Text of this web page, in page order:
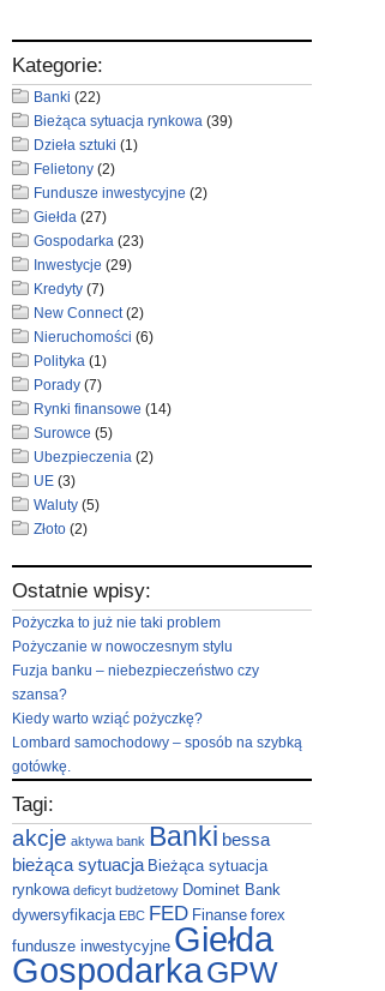
Kategorie:
Banki (22)
Bieżąca sytuacja rynkowa (39)
Dzieła sztuki (1)
Felietony (2)
Fundusze inwestycyjne (2)
Giełda (27)
Gospodarka (23)
Inwestycje (29)
Kredyty (7)
New Connect(2)
Nieruchomości (6)
Polityka (1)
Porady (7)
Rynki finansowe (14)
Surowce (5)
Ubezpieczenia (2)
UE (3)
Waluty (5)
Złoto (2)
Ostatnie wpisy:
Pożyczka to już nie taki problem
Pożyczanie w nowoczesnym stylu
Fuzja banku – niebezpieczeństwo czy
szansa?
Kiedy warto wziąć pożyczkę?
Lombard samochodowy – sposób na szybką
gotówkę.
Tagi:
akcje aktywa bank Banki bessa
bieżąca sytuacja Bieżąca sytuacja
rynkowa deficyt budżetowy Dominet Bank
dywersyfikacja EBC FED Finanse forex
fundusze inwestycyjne Giełda
GospodarkaGPW